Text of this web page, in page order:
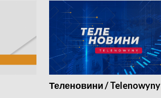
Теленовини / Telenowyny